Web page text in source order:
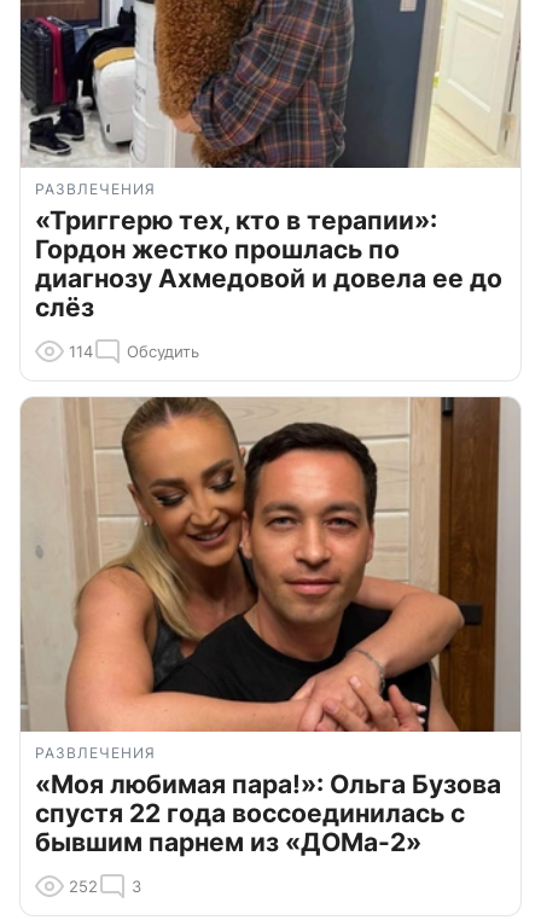
РАЗВЛЕЧЕНИЯ
«Триггерю тех, кто в терапии»:
Гордон жестко прошлась по
диагнозу Ахмедовой и довела ее до
слёз
114 Обсудить
РАЗВЛЕЧЕНИЯ
«Моя любимая пара!»: Ольга Бузова
спустя 22 года воссоединилась с
бывшим парнем из «ДОМа-2»
252 3